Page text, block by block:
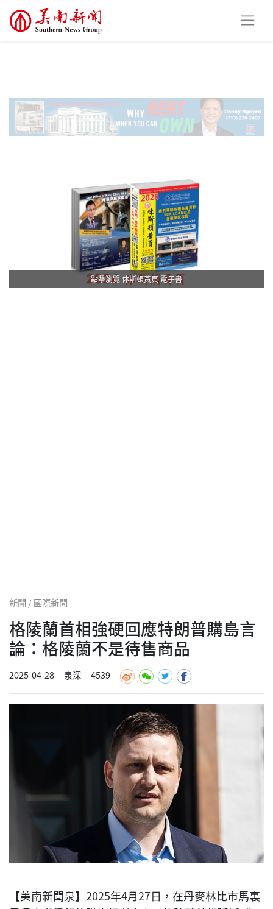
點擊瀏覽 休斯頓黃頁 電子書
新聞 / 國際新聞
格陵蘭首相強硬回應特朗普購島言
論：格陵蘭不是待售商品
2025-04-28 泉深 4539
【美南新聞泉】2025年4月27日，在丹麥林比市馬裏